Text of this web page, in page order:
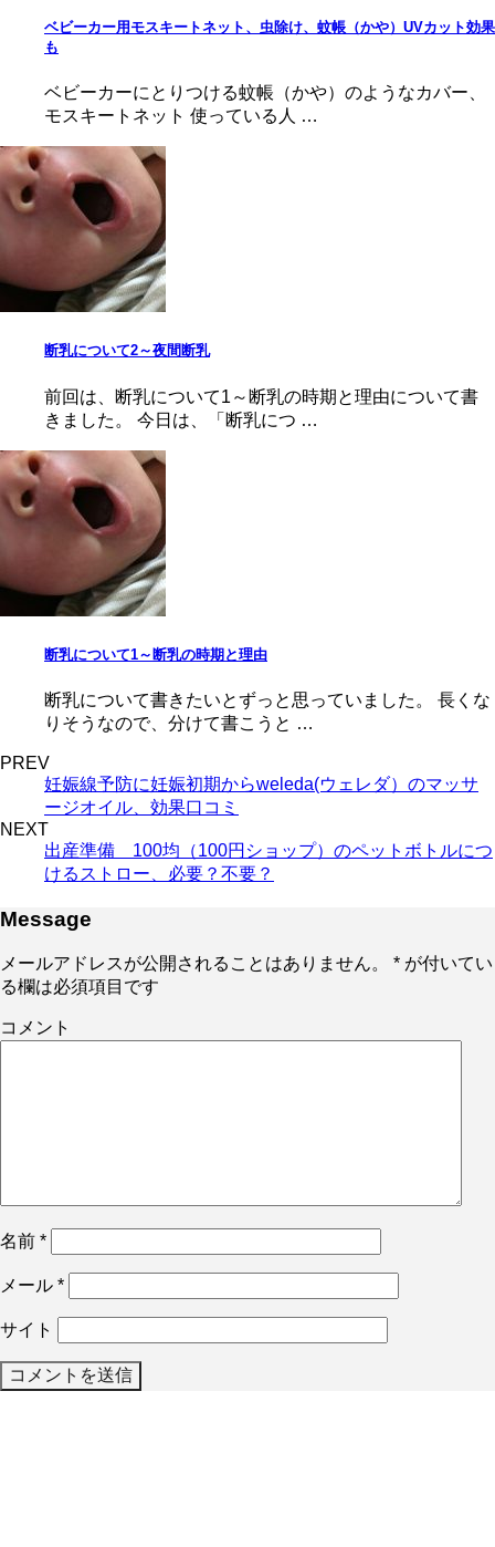
ベビーカー用モスキートネット、虫除け、蚊帳（かや）UVカット効果
も
ベビーカーにとりつける蚊帳（かや）のようなカバー、
モスキートネット 使っている人 …
断乳について2～夜間断乳
前回は、断乳について1～断乳の時期と理由について書
きました。 今日は、「断乳につ …
断乳について1～断乳の時期と理由
断乳について書きたいとずっと思っていました。 長くな
りそうなので、分けて書こうと …
PREV
妊娠線予防に妊娠初期からweleda(ウェレダ）のマッサ
ージオイル、効果口コミ
NEXT
出産準備 100均（100円ショップ）のペットボトルにつ
けるストロー、必要？不要？
Message
メールアドレスが公開されることはありません。 * が付いてい
る欄は必須項目です
コメント
名前 *
メール *
サイト